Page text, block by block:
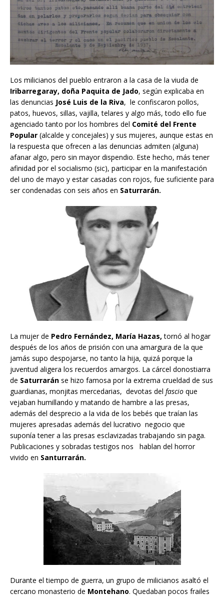
Los milicianos del pueblo entraron a la casa de la viuda de
Iribarregaray, doña Paquita de Jado, según explicaba en
las denuncias José Luis de la Riva, le confiscaron pollos,
patos, huevos, sillas, vajilla, telares y algo más, todo ello fue
agenciado tanto por los hombres del Comité del Frente
Popular (alcalde y concejales) y sus mujeres, aunque estas en
la respuesta que ofrecen a las denuncias admiten (alguna)
afanar algo, pero sin mayor dispendio. Este hecho, más tener
afinidad por el socialismo (sic), participar en la manifestación
del uno de mayo y estar casadas con rojos, fue suficiente para
ser condenadas con seis años en Saturrarán.
La mujer de Pedro Fernández, María Hazas, tornó al hogar
después de los años de prisión con una amargura de la que
jamás supo despojarse, no tanto la hija, quizá porque la
juventud aligera los recuerdos amargos. La cárcel donostiarra
de Saturrarán se hizo famosa por la extrema crueldad de sus
guardianas, monjitas mercedarias, devotas del fascio que
vejaban humillando y matando de hambre a las presas,
además del desprecio a la vida de los bebés que traían las
mujeres apresadas además del lucrativo negocio que
suponía tener a las presas esclavizadas trabajando sin paga.
Publicaciones y sobradas testigos nos hablan del horror
vivido en Santurrarán.
Durante el tiempo de guerra, un grupo de milicianos asaltó el
cercano monasterio de Montehano. Quedaban pocos frailes